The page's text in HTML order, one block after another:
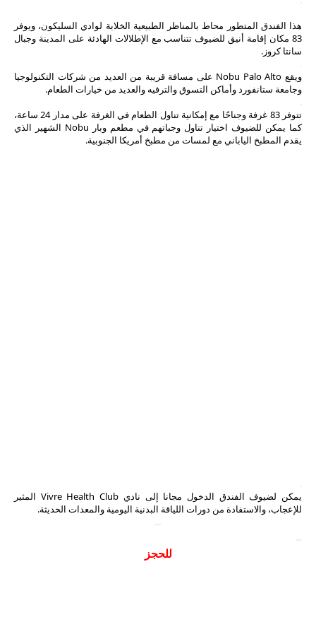
هذا الفندق المتطور محاط بالمناظر الطبيعية الخلابة لوادي السليكون، ويوفر
83 مكان إقامة أنيق للضيوف تتناسب مع الإطلالات الهادئة على المدينة وجبال
سانتا كروز.
ويقع Nobu Palo Alto على مسافة قريبة من العديد من شركات التكنولوجيا
وجامعة ستانفورد وأماكن التسوق والترفيه والعديد من خيارات الطعام.
تتوفر 83 غرفة وجناحًا مع إمكانية تناول الطعام في الغرفة على مدار 24 ساعة،
كما يمكن للضيوف اختيار تناول وجباتهم في مطعم وبار Nobu الشهير الذي
يقدم المطبخ الياباني مع لمسات من مطبخ أمريكا الجنوبية.
يمكن لضيوف الفندق الدخول مجانا إلى نادي Vivre Health Club المثير
للإعجاب، والاستفادة من دورات اللياقة البدنية اليومية والمعدات الحديثة.
للحجز